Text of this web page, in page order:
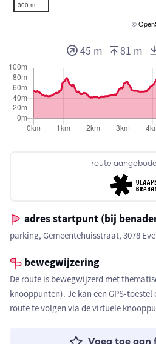
300 m
©
route
adres startpunt (bij
parking, Gemeentehuisstraat, 3078
bewegwijzering
De route is bewegwijzerd met
knooppunten). Je kan een GPS-
route te volgen via de virtuele
45 m 81 m